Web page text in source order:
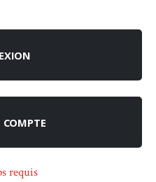
COMPTE